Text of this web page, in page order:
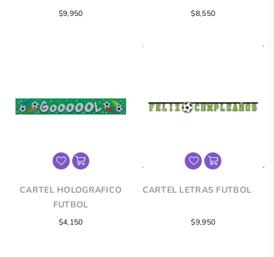
Precio
$9,950
Precio
$8,550
CARTEL HOLOGRAFICO
FUTBOL
Precio
$4,150
CARTEL LETRAS FUTBOL
Precio
$9,950